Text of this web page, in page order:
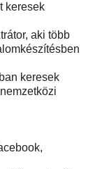
keresek
aki több
keresek